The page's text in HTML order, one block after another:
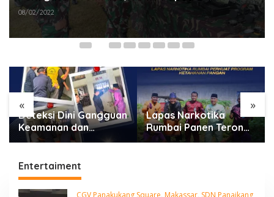
08/02/2022
« »
Deteksi Dini Gangguan
Keamanan dan
Ketertiban, Lapas
Gelar Razia Rutin Blok
Hunian
Lapas Narkotika
Rumbai Panen Terong,
Wujud Nyata Dukung
Entertaiment
CGV Panakukang Square, Makassar, SDN Panaikang